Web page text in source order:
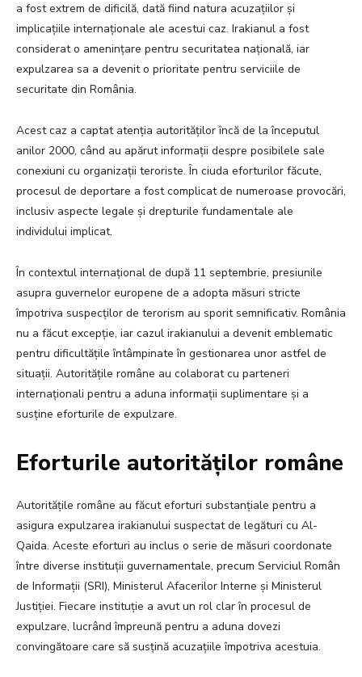
a fost extrem de dificilă, dată fiind natura acuzațiilor și
implicațiile internaționale ale acestui caz. Irakianul a fost
considerat o amenințare pentru securitatea națională, iar
expulzarea sa a devenit o prioritate pentru serviciile de
securitate din România.
Acest caz a captat atenția autorităților încă de la începutul
anilor 2000, când au apărut informații despre posibilele sale
conexiuni cu organizații teroriste. În ciuda eforturilor făcute,
procesul de deportare a fost complicat de numeroase provocări,
inclusiv aspecte legale și drepturile fundamentale ale
individului implicat.
În contextul internațional de după 11 septembrie, presiunile
asupra guvernelor europene de a adopta măsuri stricte
împotriva suspecților de terorism au sporit semnificativ. România
nu a făcut excepție, iar cazul irakianului a devenit emblematic
pentru dificultățile întâmpinate în gestionarea unor astfel de
situații. Autoritățile române au colaborat cu parteneri
internaționali pentru a aduna informații suplimentare și a
susține eforturile de expulzare.
Eforturile autorităților române
Autoritățile române au făcut eforturi substanțiale pentru a
asigura expulzarea irakianului suspectat de legături cu Al-
Qaida. Aceste eforturi au inclus o serie de măsuri coordonate
între diverse instituții guvernamentale, precum Serviciul Român
de Informații (SRI), Ministerul Afacerilor Interne și Ministerul
Justiției. Fiecare instituție a avut un rol clar în procesul de
expulzare, lucrând împreună pentru a aduna dovezi
convingătoare care să susțină acuzațiile împotriva acestuia.